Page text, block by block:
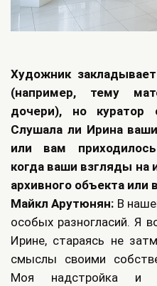
Художник
(например, тему
дочери), но
Слушала ли Ирина
или вам
когда ваши взгляды на
архивного объекта или
Майкл Арутюнян: В
особых разногласий. Я
Ирине, стараясь не
смыслы своими
Моя надстройка и